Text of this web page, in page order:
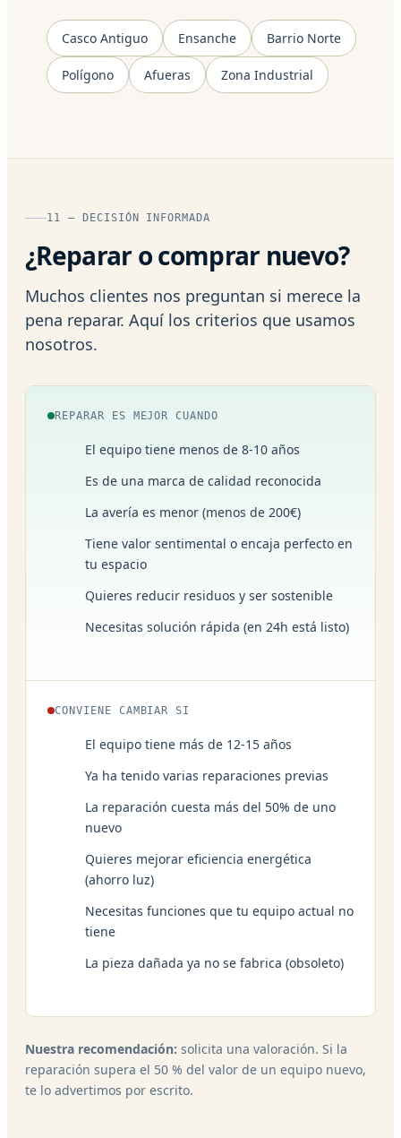
Casco Antiguo Ensanche Barrio Norte
Polígono Afueras Zona Industrial
11 — DECISIÓN INFORMADA
¿Reparar o comprar nuevo?
Muchos clientes nos preguntan si merece la
pena reparar. Aquí los criterios que usamos
nosotros.
REPARAR ES MEJOR CUANDO
El equipo tiene menos de 8-10 años
Es de una marca de calidad reconocida
La avería es menor (menos de 200€)
Tiene valor sentimental o encaja perfecto en
tu espacio
Quieres reducir residuos y ser sostenible
Necesitas solución rápida (en 24h está listo)
CONVIENE CAMBIAR SI
El equipo tiene más de 12-15 años
Ya ha tenido varias reparaciones previas
La reparación cuesta más del 50% de uno
nuevo
Quieres mejorar eficiencia energética
(ahorro luz)
Necesitas funciones que tu equipo actual no
tiene
La pieza dañada ya no se fabrica (obsoleto)
Nuestra recomendación: solicita una valoración. Si la
reparación supera el 50 % del valor de un equipo nuevo,
te lo advertimos por escrito.